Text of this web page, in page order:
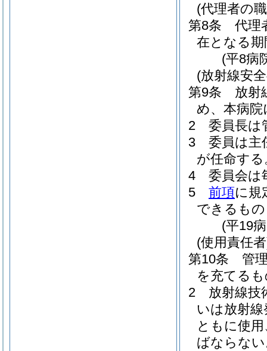
(代理者の
第8条
代理
在となる
(平8病
(放射線安
第9条
放射
め、本病
2
委員長は
3
委員は主
が任命する
4
委員会は
5
前項に規
できるも
(平19
(使用責任
第10条
管
を充てる
2
放射線技
いは放射
ともに使
ばならな